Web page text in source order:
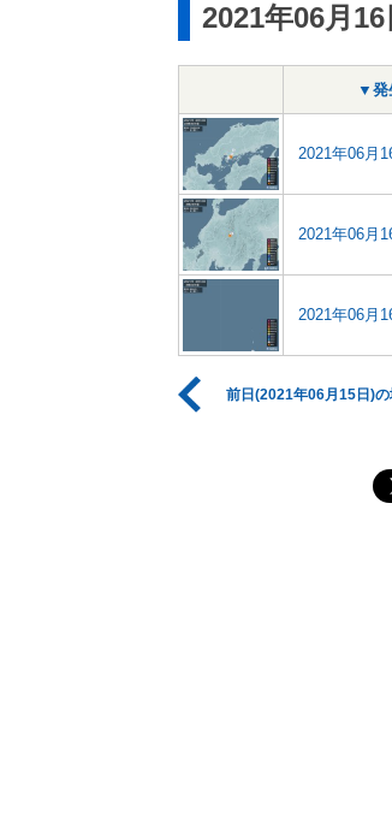
2021年06月
▼発
2021年06月
2021年06月
2021年06月
前日(2021年06月15日)